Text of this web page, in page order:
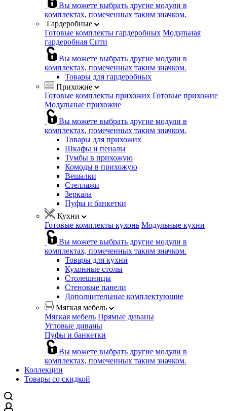
Вы можете выбрать другие модули в
комплектах, помеченных таким значком.
Гардеробные
Готовые комплекты гардеробных Модульная
гардеробная Сити
Вы можете выбрать другие модули в
комплектах, помеченных таким значком.
Товары для гардеробных
Прихожие
Готовые комплекты прихожих Готовые прихожие
Модульные прихожие
Вы можете выбрать другие модули в
комплектах, помеченных таким значком.
Товары для прихожих
Шкафы и пеналы
Тумбы в прихожую
Комоды в прихожую
Вешалки
Стеллажи
Зеркала
Пуфы и банкетки
Кухни
Готовые комплекты кухонь Модульные кухни
Вы можете выбрать другие модули в
комплектах, помеченных таким значком.
Товары для кухни
Кухонные столы
Столешницы
Стеновые панели
Дополнительные комплектующие
Мягкая мебель
Мягкая мебель Прямые диваны
Угловые диваны
Пуфы и банкетки
Вы можете выбрать другие модули в
комплектах, помеченных таким значком.
Коллекции
Товары со скидкой